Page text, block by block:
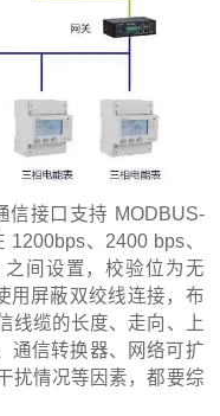
信接口支持 MODBUS-
、2400 bps、
之间设置，校验位为无
用屏蔽双绞线连接，布
线缆的长度、走向、上
通信转换器、网络可扩
扰情况等因素，都要综